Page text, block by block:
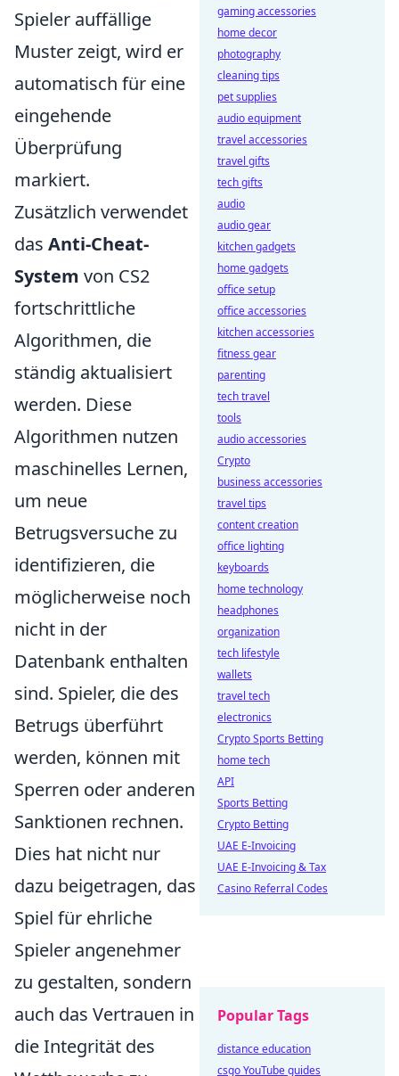
Spieler auffällige
Muster zeigt, wird er
automatisch für eine
eingehende
Überprüfung
markiert.
Zusätzlich verwendet
das Anti-Cheat-
System von CS2
fortschrittliche
Algorithmen, die
ständig aktualisiert
werden. Diese
Algorithmen nutzen
maschinelles Lernen,
um neue
Betrugsversuche zu
identifizieren, die
möglicherweise noch
nicht in der
Datenbank enthalten
sind. Spieler, die des
Betrugs überführt
werden, können mit
Sperren oder anderen
Sanktionen rechnen.
Dies hat nicht nur
dazu beigetragen, das
Spiel für ehrliche
Spieler angenehmer
zu gestalten, sondern
auch das Vertrauen in
die Integrität des
gaming accessories
home decor
photography
cleaning tips
pet supplies
audio equipment
travel accessories
travel gifts
tech gifts
audio
audio gear
kitchen gadgets
home gadgets
office setup
office accessories
kitchen accessories
fitness gear
parenting
tech travel
tools
audio accessories
Crypto
business accessories
travel tips
content creation
office lighting
keyboards
home technology
headphones
organization
tech lifestyle
wallets
travel tech
electronics
Crypto Sports Betting
home tech
API
Sports Betting
Crypto Betting
UAE E-Invoicing
UAE E-Invoicing & Tax
Casino Referral Codes
Popular Tags
distance education
csgo YouTube guides